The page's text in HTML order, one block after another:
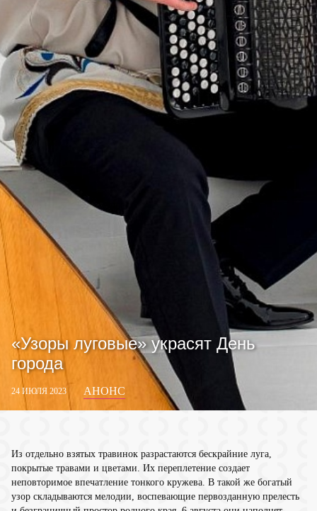
24 ИЮЛЯ 2023 АНОНС
«Узоры луговые» украсят День
города
Из отдельно взятых травинок разрастаются бескрайние луга,
покрытые травами и цветами. Их переплетение создает
неповторимое впечатление тонкого кружева. В такой же богатый
узор складываются мелодии, воспевающие первозданную прелесть